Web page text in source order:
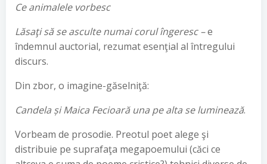
Ce animalele vorbesc
Lăsaţi să se asculte numai corul îngeresc –e
îndemnul auctorial, rezumat esenţial al întregului
discurs.
Din zbor, o imagine-găselniţă:
Candela și Maica Fecioarăuna pe alta se luminează.
Vorbeam de prosodie. Preotul poet alege şi
distribuie pe suprafaţa megapoemului (căci ce